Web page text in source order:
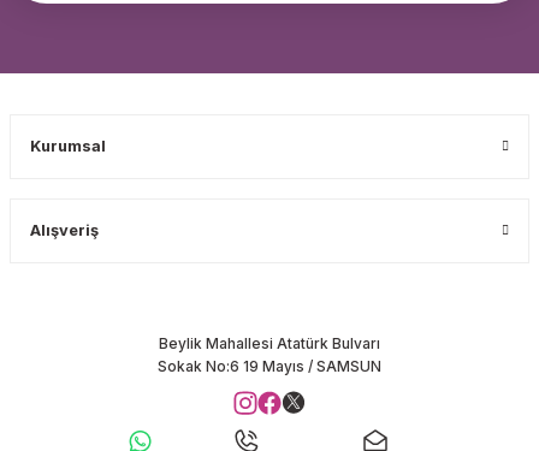
Kurumsal
Alışveriş
Beylik Mahallesi Atatürk Bulvarı
Sokak No:6 19 Mayıs / SAMSUN